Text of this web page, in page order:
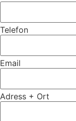
Telefon
Email
Adress + Ort